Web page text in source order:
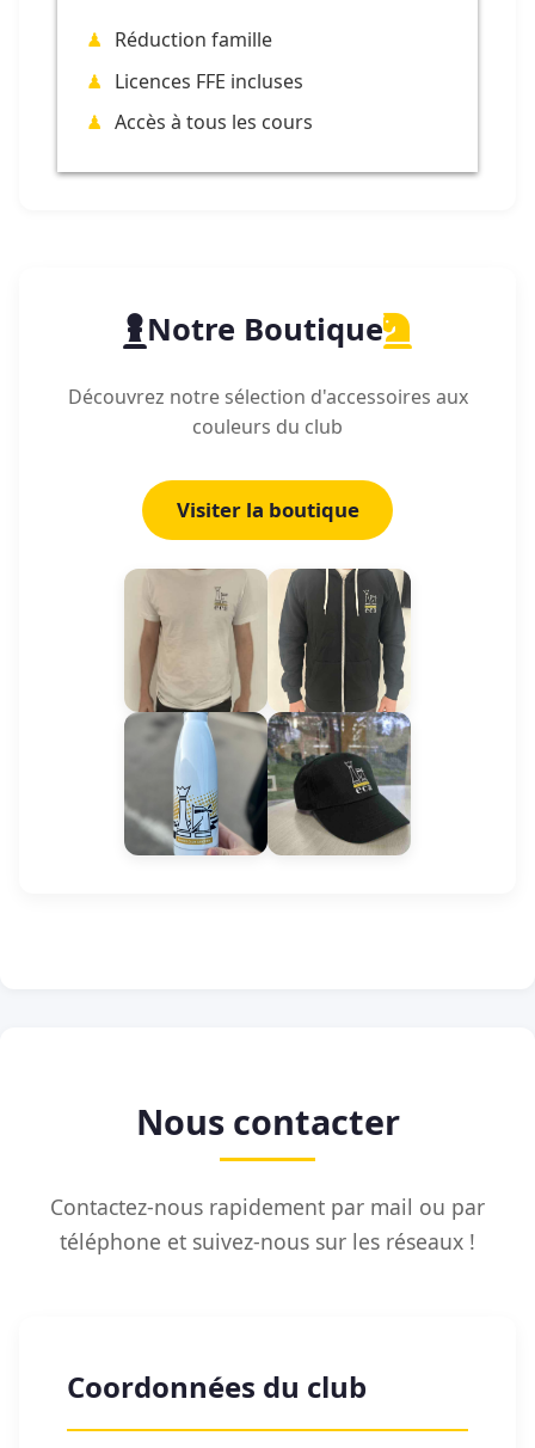
Réduction famille
Licences FFE incluses
Accès à tous les cours
Notre Boutique
Découvrez notre sélection d'accessoires aux
couleurs du club
Visiter la boutique
Nous contacter
Contactez-nous rapidement par mail ou par
téléphone et suivez-nous sur les réseaux !
Coordonnées du club